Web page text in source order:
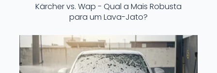
Kärcher vs. Wap - Qual a Mais Robusta
para um Lava-Jato?